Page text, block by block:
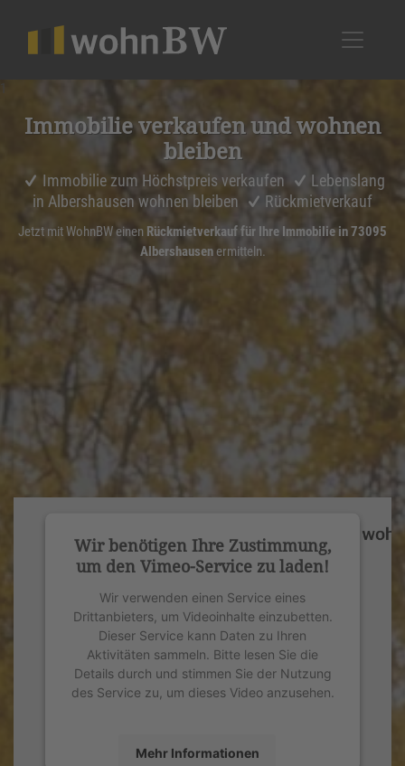
Immobilie verkaufen und wohnen
bleiben
Immobilie zum Höchstpreis verkaufen
Lebenslang
in Albershausen wohnen bleiben
Rückmietverkauf
Jetzt mit WohnBW einen Rückmietverkauf für Ihre Immobilie in 73095
Albershausenermitteln.
Wir benötigen Ihre Zustimmung,
um den Vimeo-Service zu laden!
Wir verwenden einen Service eines
Drittanbieters, um Videoinhalte einzubetten.
Dieser Service kann Daten zu Ihren
Aktivitäten sammeln. Bitte lesen Sie die
Details durch und stimmen Sie der Nutzung
des Service zu, um dieses Video anzusehen.
Mehr Informationen